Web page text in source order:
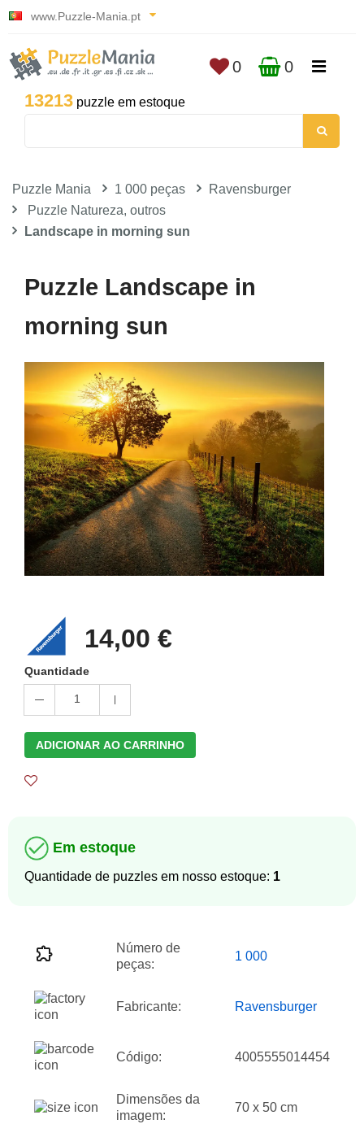
www.Puzzle-Mania.pt
13213 puzzle em estoque
0 0
Puzzle Mania 1 000 peças
Ravensburger
Puzzle Natureza, outros
Landscape in morning sun
Puzzle Landscape in
morning sun
14,00 €
Quantidade
1
ADICIONAR AO CARRINHO
Em estoque
Quantidade de puzzles em nosso estoque: 1
Número de
peças:
1 000
Fabricante: Ravensburger
Código: 4005555014454
Dimensões da
imagem:
70 x 50 cm